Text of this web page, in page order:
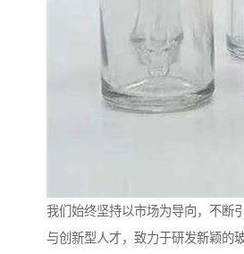
我们始终坚持以市场为导向，不断
与创新型人才，致力于研发新颖的